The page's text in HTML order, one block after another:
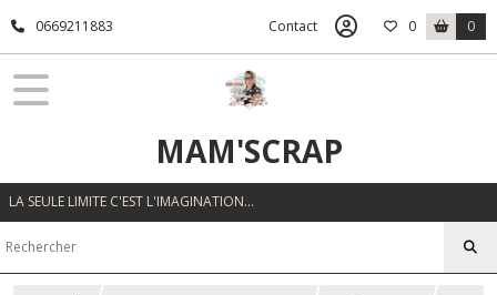
0669211883 Contact 0 0
MAM'SCRAP
LA SEULE LIMITE C'EST L'IMAGINATION…